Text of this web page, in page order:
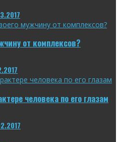
от комплексов?
человека по его глазам